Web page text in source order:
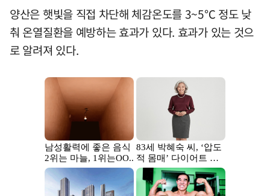
양산은 햇빛을 직접 차단해 체감온도를 3~5℃ 정도 낮
춰 온열질환을 예방하는 효과가 있다. 효과가 있는 것으
로 알려져 있다.